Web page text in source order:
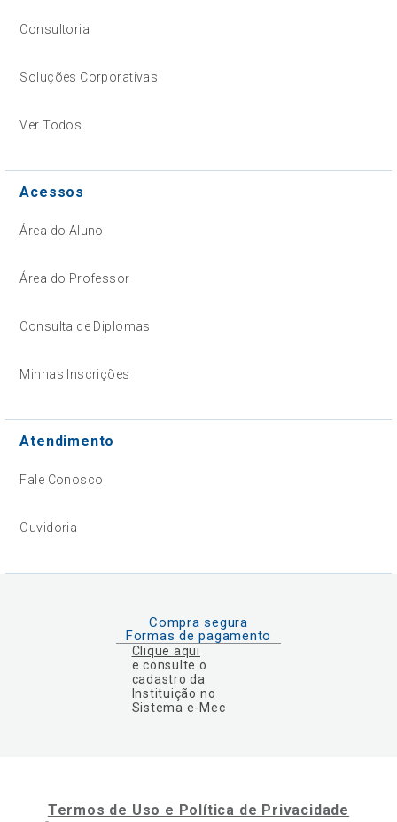
Consultoria
Soluções Corporativas
Ver Todos
Acessos
Área do Aluno
Área do Professor
Consulta de Diplomas
Minhas Inscrições
Atendimento
Fale Conosco
Ouvidoria
Compra segura
Formas de pagamento
Clique aqui
e consulte o
cadastro da
Instituição no
Sistema e-Mec
Termos de Uso e Política de Privacidade